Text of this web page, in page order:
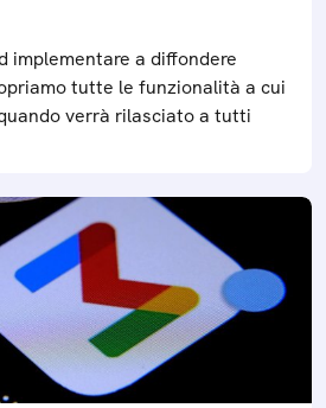
implementare a diffondere
tutte le funzionalità a cui
verrà rilasciato a tutti